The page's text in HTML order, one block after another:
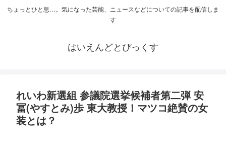
ちょっとひと息…。気になった芸能、ニュースなどについての記事を配信しま
す
はいえんどとぴっくす
れいわ新選組 参議院選挙候補者第二弾 安
冨(やすとみ)歩 東大教授！マツコ絶賛の女
装とは？